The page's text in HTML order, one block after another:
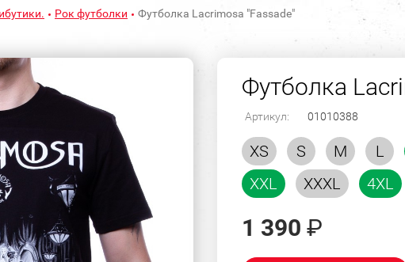
Рок футболки Футболка Lacrimosa "Fassade"
Футболка
Артикул: 01010388
XS S M L
XXL
XXXL 4XL
1 390 ₽